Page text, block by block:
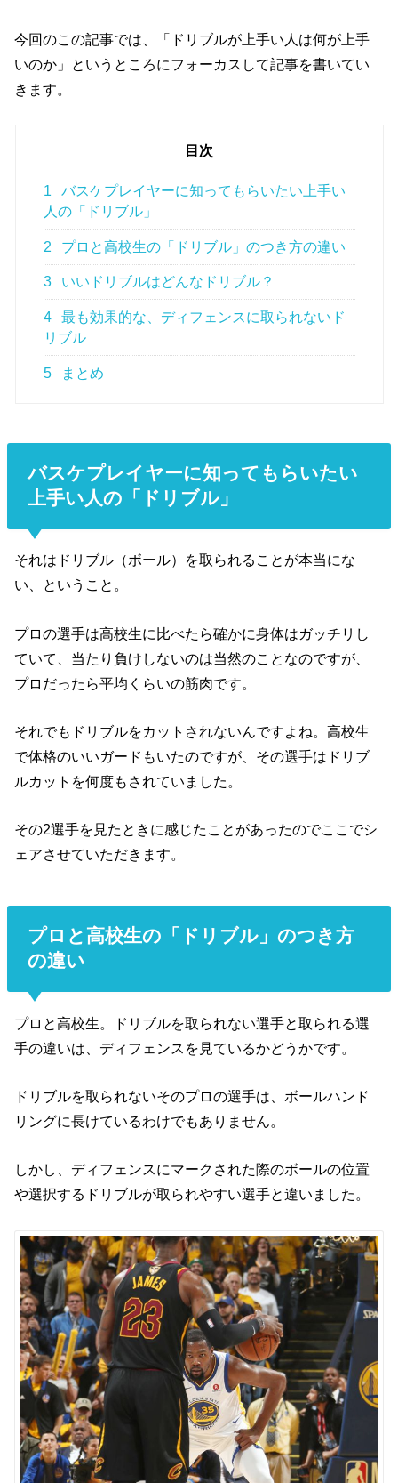
今回のこの記事では、「ドリブルが上手い人は何が上手
いのか」というところにフォーカスして記事を書いてい
きます。
目次
1
バスケプレイヤーに知ってもらいたい上手い
人の「ドリブル」
2 プロと高校生の「ドリブル」のつき方の違い
3 いいドリブルはどんなドリブル？
4
最も効果的な、ディフェンスに取られないド
リブル
5 まとめ
バスケプレイヤーに知ってもらいたい
上手い人の「ドリブル」
それはドリブル（ボール）を取られることが本当にな
い、ということ。
プロの選手は高校生に比べたら確かに身体はガッチリし
ていて、当たり負けしないのは当然のことなのですが、
プロだったら平均くらいの筋肉です。
それでもドリブルをカットされないんですよね。高校生
で体格のいいガードもいたのですが、その選手はドリブ
ルカットを何度もされていました。
その2選手を見たときに感じたことがあったのでここでシ
ェアさせていただきます。
プロと高校生の「ドリブル」のつき方
の違い
プロと高校生。ドリブルを取られない選手と取られる選
手の違いは、ディフェンスを見ているかどうかです。
ドリブルを取られないそのプロの選手は、ボールハンド
リングに長けているわけでもありません。
しかし、ディフェンスにマークされた際のボールの位置
や選択するドリブルが取られやすい選手と違いました。